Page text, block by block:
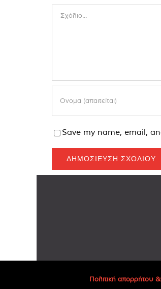
Save my name, email,
Πολιτική απορρήτου